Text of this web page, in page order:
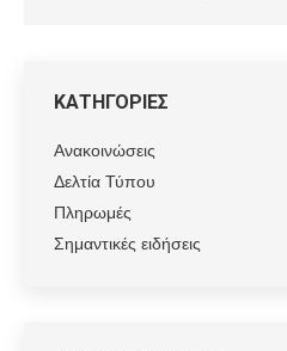
ΚΑΤΗΓΟΡΙΕΣ
Ανακοινώσεις
Δελτία Τύπου
Πληρωμές
Σημαντικές ειδήσεις